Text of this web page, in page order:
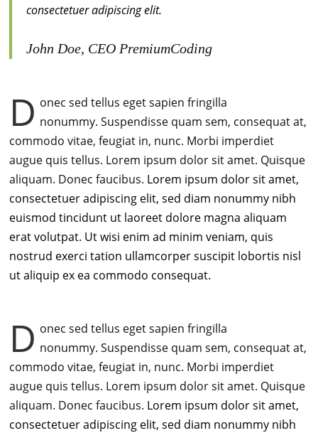
consectetuer adipiscing elit.
John Doe, CEO PremiumCoding
D onec sed tellus eget sapien fringilla
nonummy.Suspendisse quam sem, consequat at,
commodo vitae, feugiat in, nunc. Morbi imperdiet
augue quis tellus. Lorem ipsum dolor sit amet. Quisque
aliquam. Donec faucibus. Lorem ipsum dolor sit amet,
consectetuer adipiscing elit, sed diam nonummy nibh
euismod tincidunt ut laoreet dolore magna aliquam
erat volutpat. Ut wisi enim ad minim veniam, quis
nostrud exerci tation ullamcorper suscipit lobortis nisl
ut aliquip ex ea commodo consequat.
D onec sed tellus eget sapien fringilla
nonummy.Suspendisse quam sem, consequat at,
commodo vitae, feugiat in, nunc. Morbi imperdiet
augue quis tellus. Lorem ipsum dolor sit amet. Quisque
aliquam. Donec faucibus. Lorem ipsum dolor sit amet,
consectetuer adipiscing elit, sed diam nonummy nibh